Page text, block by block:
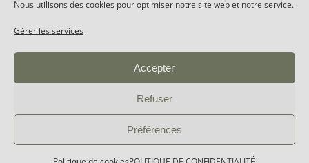
Nous utilisons des cookies pour optimiser notre site web et notre service.
Gérer les services
Accepter
Refuser
Préférences
GARAGE DU BARREAU|MENTIONS LÉGALES
POLITIQUE DE CONFIDENTIALITÉ|PLAN DE SITE